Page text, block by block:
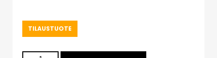
TILAUSTUOTE